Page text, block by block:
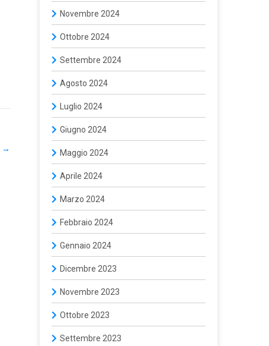
→
Novembre 2024
Ottobre 2024
Settembre 2024
Agosto 2024
Luglio 2024
Giugno 2024
Maggio 2024
Aprile 2024
Marzo 2024
Febbraio 2024
Gennaio 2024
Dicembre 2023
Novembre 2023
Ottobre 2023
Settembre 2023